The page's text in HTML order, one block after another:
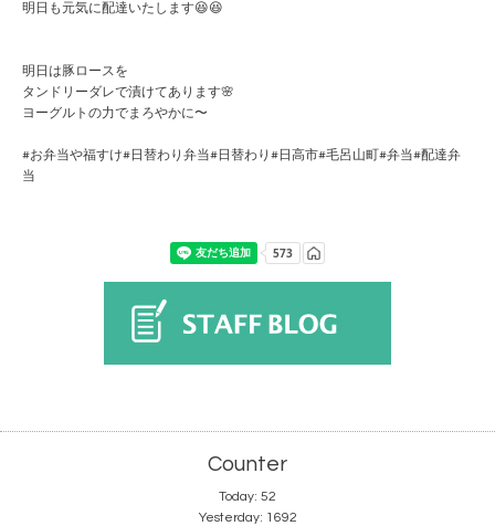
明日も元気に配達いたします😆😆
明日は豚ロースを
タンドリーダレで漬けてあります🌸
ヨーグルトの力でまろやかに〜
#お弁当や福すけ#日替わり弁当#日替わり#日高市#毛呂山町#弁当#配達弁
当
Counter
Today: 52
Yesterday: 1692